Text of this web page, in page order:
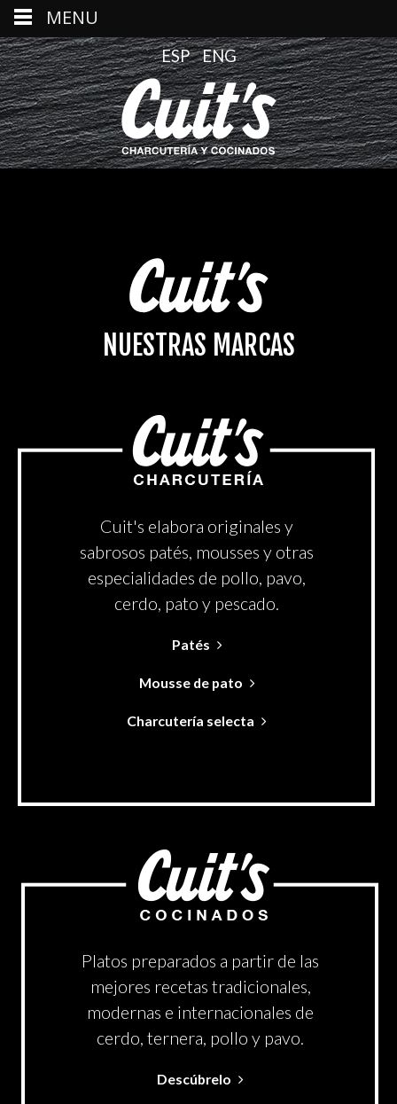
ESP ENG
NUESTRAS MARCAS
Cuit's elabora originales y
sabrosos patés, mousses y otras
especialidades de pollo, pavo,
cerdo, pato y pescado.
Patés
Mousse de pato
Charcutería selecta
Platos preparados a partir de las
mejores recetas tradicionales,
modernas e internacionales de
cerdo, ternera, pollo y pavo.
Descúbrelo
MENU